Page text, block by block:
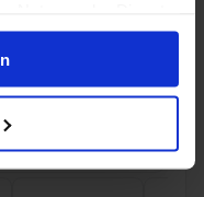
Geen alternatieven